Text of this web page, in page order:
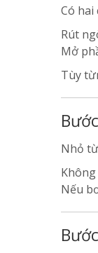
Có hai
Rút
Mở
Tùy
Nhỏ
Nếu